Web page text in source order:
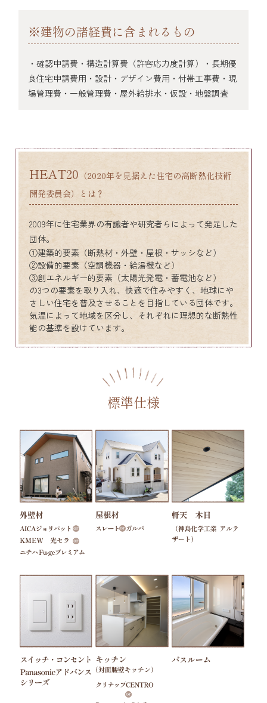
※建物の諸経費に含まれるもの
・確認申請費・構造計算費（許容応力度計算）・長期優
良住宅申請費用・設計・デザイン費用・付帯工事費・現
場管理費・一般管理費・屋外給排水・仮設・地盤調査
HEAT20 （2020年を見据えた住宅の高断熱化技術
開発委員会）とは？
2009年に住宅業界の有識者や研究者らによって発足した
団体。
①建築的要素（断熱材・外壁・屋根・サッシなど）
②設備的要素（空調機器・給湯機など）
③創エネルギー的要素（太陽光発電・蓄電池など）
の3つの要素を取り入れ、快適で住みやすく、地球にや
さしい住宅を普及させることを目指している団体です。
気温によって地域を区分し、それぞれに理想的な断熱性
能の基準を設けています。
標準仕様